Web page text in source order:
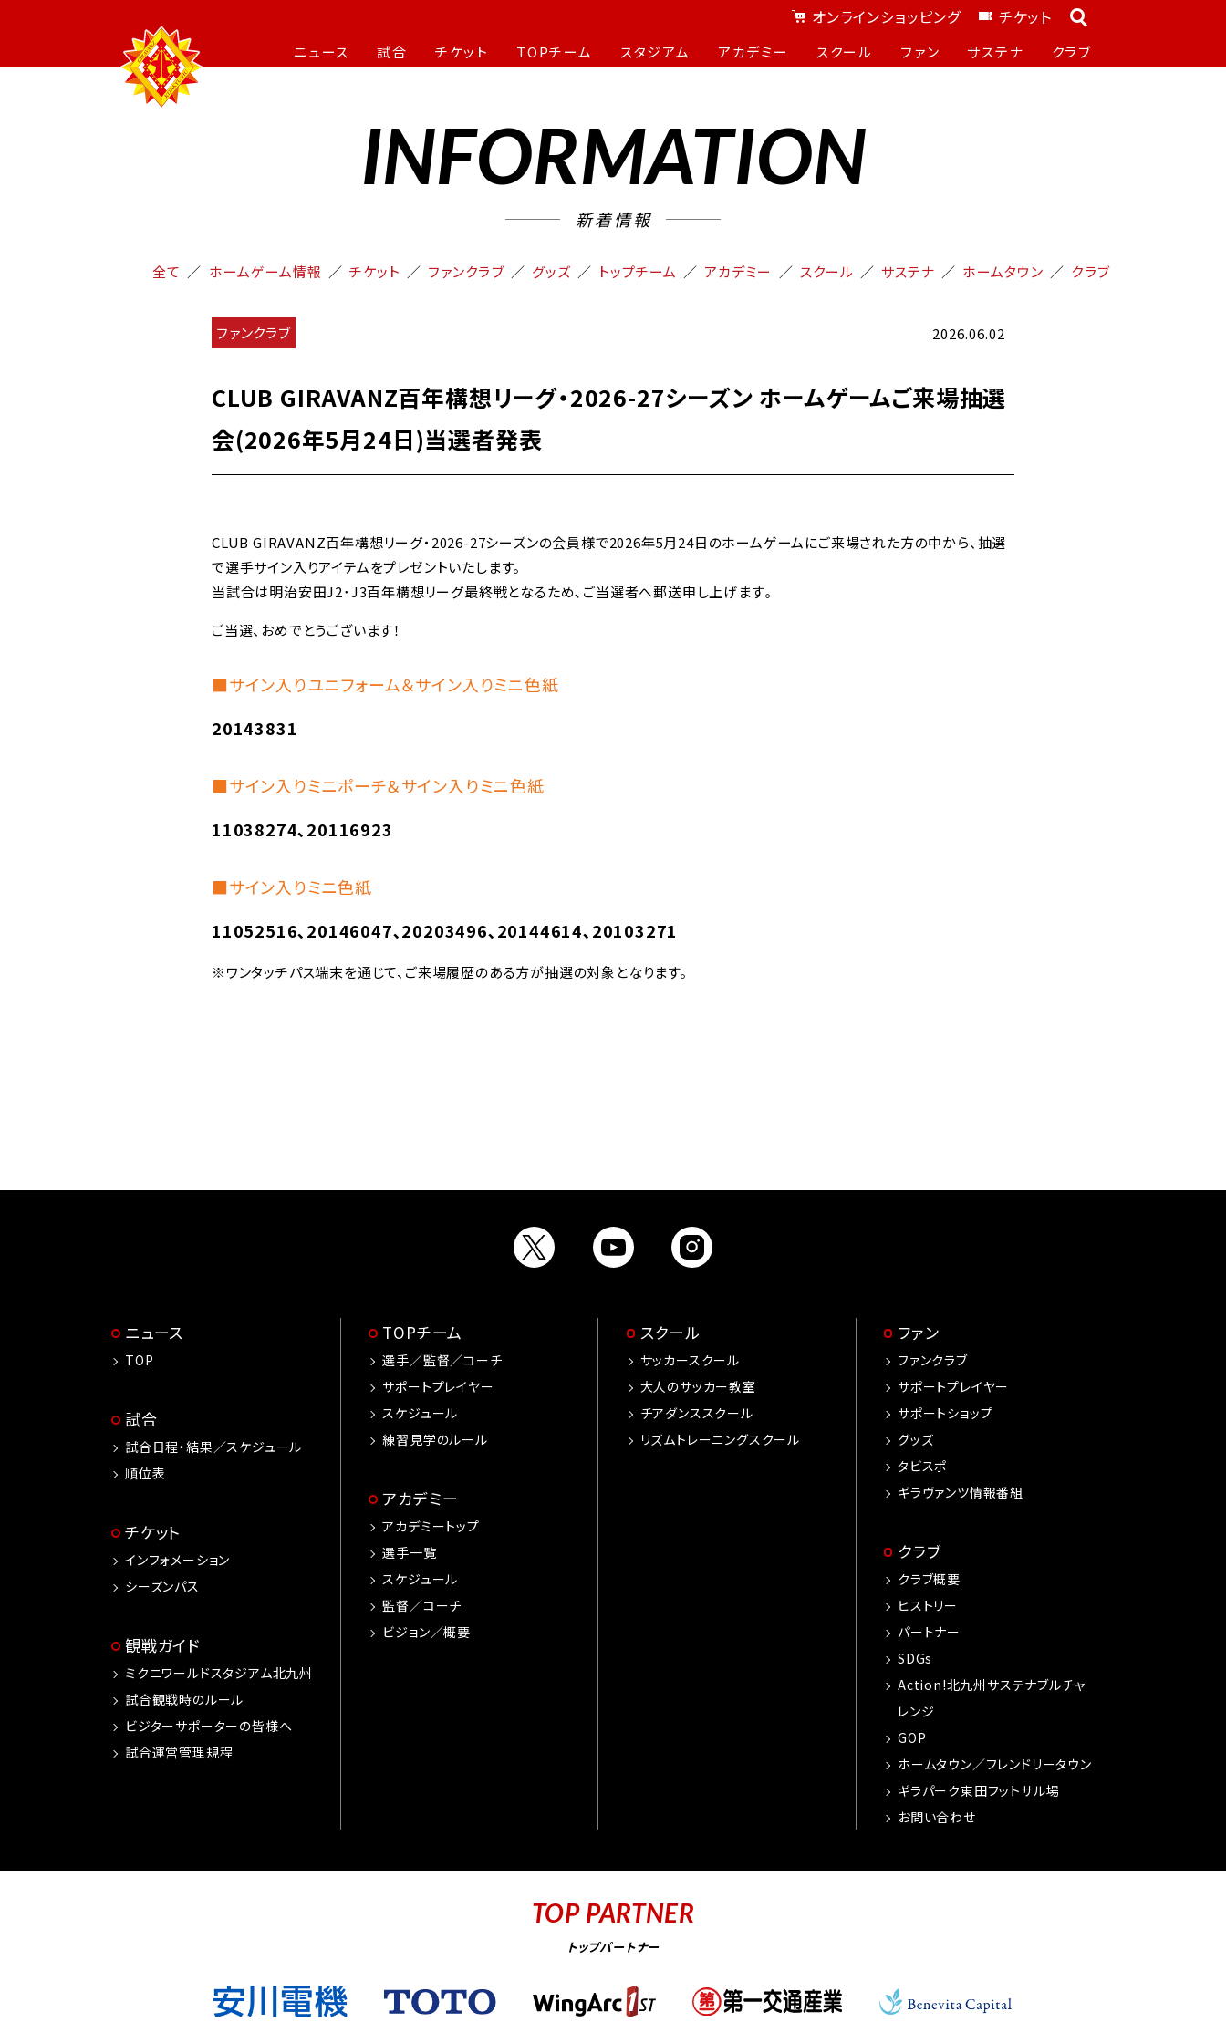
オンラインショッピング チケット
ニュース 試合 チケット TOPチーム スタジアム アカデミー スクール ファン サステナ クラブ
INFORMATION
新着情報
全て ホームゲーム情報 チケット ファンクラブ グッズ トップチーム アカデミー スクール サステナ ホームタウン クラブ
ファンクラブ 2026.06.02
CLUB GIRAVANZ百年構想リーグ・2026-27シーズン ホームゲームご来場抽選
会(2026年5月24日)当選者発表
CLUB GIRAVANZ百年構想リーグ・2026-27シーズンの会員様で2026年5月24日のホームゲームにご来場された方の中から、抽選
で選手サイン入りアイテムをプレゼントいたします。
当試合は明治安田J2･J3百年構想リーグ最終戦となるため､ご当選者へ郵送申し上げます｡
ご当選、おめでとうございます！
■サイン入りユニフォーム＆サイン入りミニ色紙
20143831
■サイン入りミニポーチ＆サイン入りミニ色紙
11038274､20116923
■サイン入りミニ色紙
11052516､20146047､20203496､20144614､20103271
※ワンタッチパス端末を通じて、ご来場履歴のある方が抽選の対象となります。
ニュース
TOP
試合
試合日程・結果／スケジュール
順位表
チケット
インフォメーション
シーズンパス
観戦ガイド
ミクニワールドスタジアム北九州
試合観戦時のルール
ビジターサポーターの皆様へ
試合運営管理規程
TOPチーム
選手／監督／コーチ
サポートプレイヤー
スケジュール
練習見学のルール
アカデミー
アカデミートップ
選手一覧
スケジュール
監督／コーチ
ビジョン／概要
スクール
サッカースクール
大人のサッカー教室
チアダンススクール
リズムトレーニングスクール
ファン
ファンクラブ
サポートプレイヤー
サポートショップ
グッズ
タビスポ
ギラヴァンツ情報番組
クラブ
クラブ概要
ヒストリー
パートナー
SDGs
Action!北九州サステナブルチャ
レンジ
GOP
ホームタウン／フレンドリータウン
ギラパーク東田フットサル場
お問い合わせ
TOP PARTNER
トップパートナー